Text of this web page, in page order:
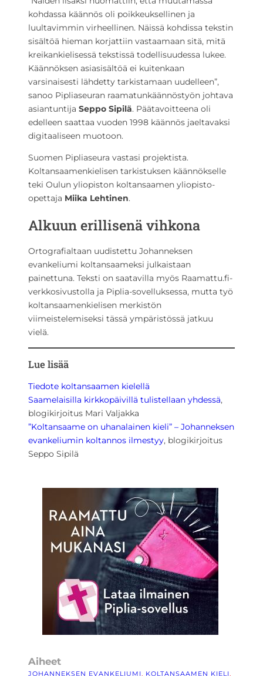
kohdassa käännös oli poikkeuksellinen ja
luultavimmin virheellinen. Näissä kohdissa tekstin
sisältöä hieman korjattiin vastaamaan sitä, mitä
kreikankielisessä tekstissä todellisuudessa lukee.
Käännöksen asiasisältöä ei kuitenkaan
varsinaisesti lähdetty tarkistamaan uudelleen”,
sanoo Pipliaseuran raamatunkäännöstyön johtava
asiantuntija Seppo Sipilä. Päätavoitteena oli
edelleen saattaa vuoden 1998 käännös jaeltavaksi
digitaaliseen muotoon.
Suomen Pipliaseura vastasi projektista.
Koltansaamenkielisen tarkistuksen käännökselle
teki Oulun yliopiston koltansaamen yliopisto-
opettaja Miika Lehtinen.
Alkuun erillisenä vihkona
Ortografialtaan uudistettu Johanneksen
evankeliumi koltansaameksi julkaistaan
painettuna. Teksti on saatavilla myös Raamattu.fi-
verkkosivustolla ja Piplia-sovelluksessa, mutta työ
koltansaamenkielisen merkistön
viimeistelemiseksi tässä ympäristössä jatkuu
vielä.
Lue lisää
Tiedote koltansaamen kielellä
Saamelaisilla kirkkopäivillä tulistellaan yhdessä,
blogikirjoitus Mari Valjakka
”Koltansaame on uhanalainen kieli” – Johanneksen
evankeliumin koltannos ilmestyy, blogikirjoitus
Seppo Sipilä
Aiheet
JOHANNEKSEN EVANKELIUMI KOLTANSAAMEN KIELI